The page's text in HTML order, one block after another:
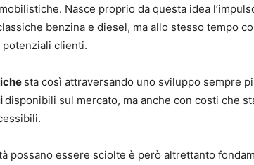
Nasce proprio da questa idea
benzina e diesel, ma allo stesso tempo
clienti.
sta così attraversando uno sviluppo sempre
disponibili sul mercato, ma anche con costi che
possano essere sciolte è però altrettanto